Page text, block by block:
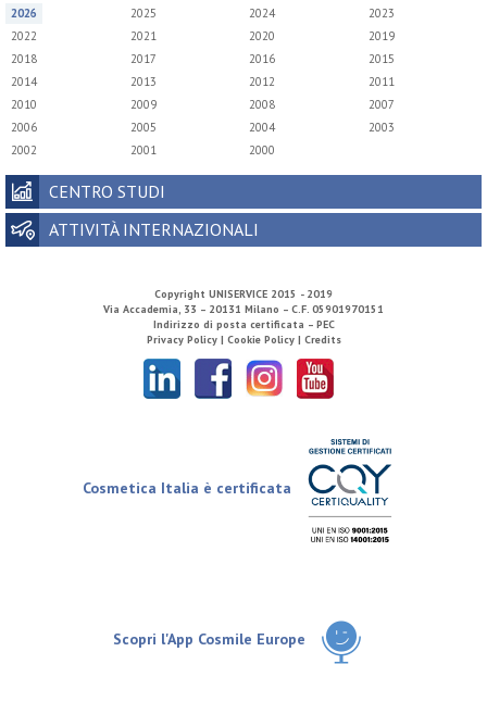
2026 2025 2024
2023
2022
2021 2020
2019
2018
2017 2016
2015
2014
2013 2012
2011
2010
2009 2008
2007
2006
2005 2004
2003
2002
2001 2000
CENTRO STUDI
ATTIVITÀ INTERNAZIONALI
Copyright UNISERVICE 2015 - 2019
Via Accademia, 33 – 20131 Milano – C.F. 05901970151
Indirizzo di posta certificata – PEC
Privacy Policy | Cookie Policy | Credits
Cosmetica Italia è certificata
Scopri l'App Cosmile Europe